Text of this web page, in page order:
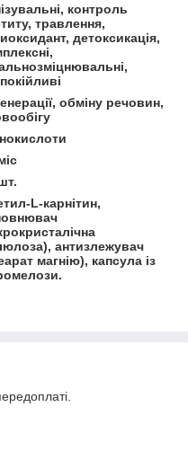
контроль
травлення,
детоксикація,
обміну речовин,
L-карнітин,
антизлежувач
магнію), капсула із